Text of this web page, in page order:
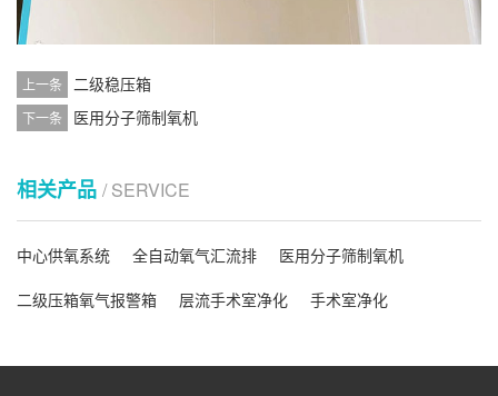
上一条 二级稳压箱
下一条 医用分子筛制氧机
相关产品 / SERVICE
中心供氧系统 全自动氧气汇流排
医用分子筛制氧机
二级压箱氧气报警箱
层流手术室净化 手术室净化